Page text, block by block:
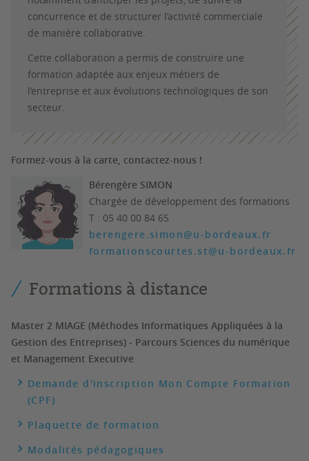
concurrence et de structurer l’activité commerciale
de manière collaborative.
Cette collaboration a permis de construire une
formation adaptée aux enjeux métiers de
l’entreprise et aux évolutions technologiques de son
secteur.
Formez-vous à la carte, contactez-nous !
Bérengère SIMON
Chargée de développement des formations
T : 05 40 00 84 65
berengere.simon@u-bordeaux.fr
formationscourtes.st@u-bordeaux.fr
Formations à distance
Master 2 MIAGE (Méthodes Informatiques Appliquées à la
Gestion des Entreprises) - Parcours Sciences du numérique
et Management Executive
Demande d'inscription Mon Compte Formation
(CPF)
Plaquette de formation
Modalités pédagogiques